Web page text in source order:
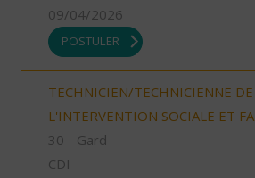
09/04/2026
POSTULER
TECHNICIEN/TECHNICIENNE DE
L'INTERVENTION SOCIALE ET
30 - Gard
CDI